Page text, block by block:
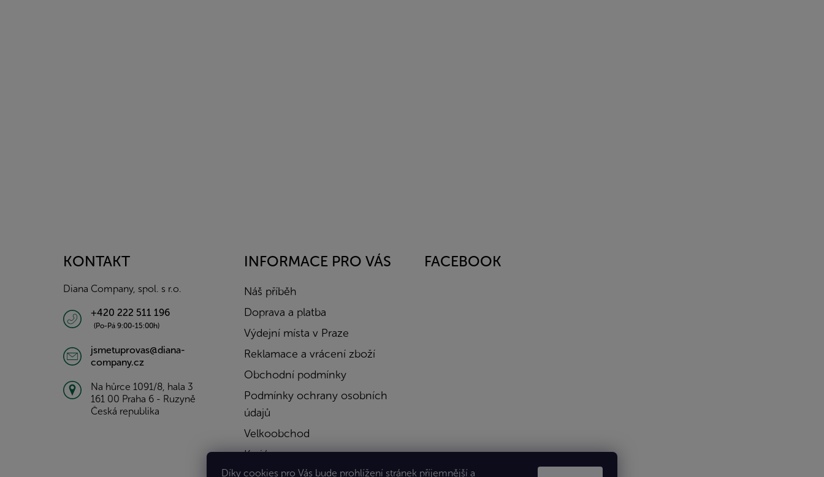
Díky cookies pro Vás bude prohlížení stránek příjemnější a
KONTAKT
Diana Company, spol. s r.o.
+420 222 511 196
(Po-Pá 9:00-15:00h)
jsmetuprovas@diana-
company.cz
Na hůrce 1091/8, hala 3
161 00 Praha 6 - Ruzyně
Česká republika
INFORMACE PRO VÁS
Náš příběh
Doprava a platba
Výdejní místa v Praze
Reklamace a vrácení zboží
Obchodní podmínky
Podmínky ochrany osobních
údajů
Velkoobchod
Kariéra
FACEBOOK